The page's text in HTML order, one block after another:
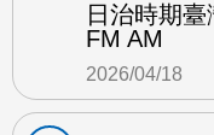
日治時期
FM AM
2026/04/18